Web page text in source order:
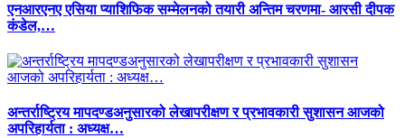
एनआरएनए एसिया प्याशिफिक सम्मेलनको तयारी अन्तिम चरणमा- आरसी दीपक
कंडेल,…
अन्तर्राष्ट्रिय मापदण्डअनुसारको लेखापरीक्षण र प्रभावकारी सुशासन आजको
अपरिहार्यता : अध्यक्ष…